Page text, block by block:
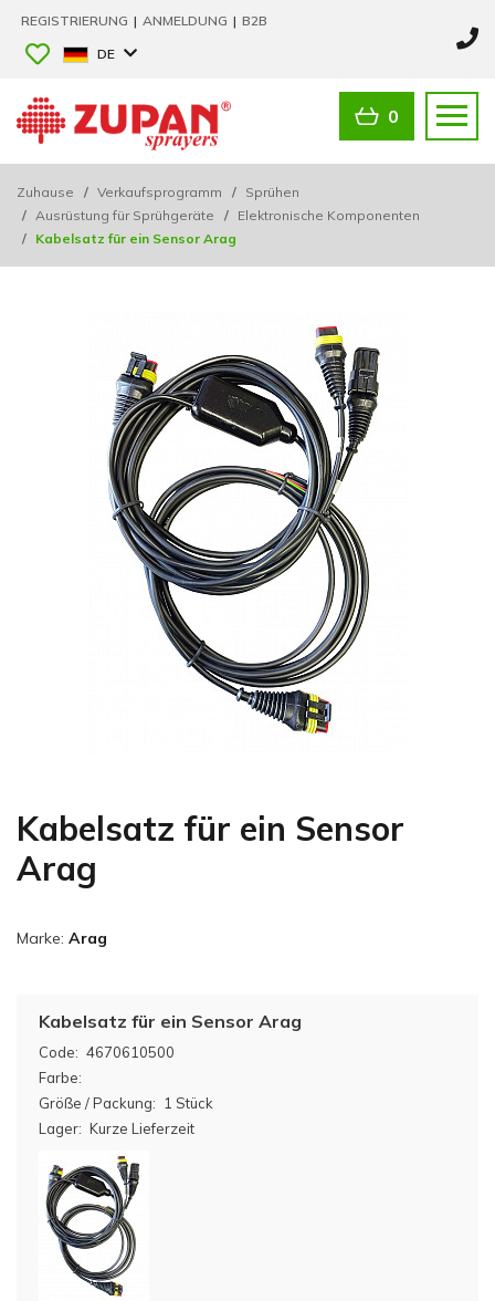
REGISTRIERUNG | ANMELDUNG | B2B
DE
0
Zuhause / Verkaufsprogramm / Sprühen
/ Ausrüstung für Sprühgeräte / Elektronische Komponenten
/ Kabelsatz für ein Sensor Arag
Kabelsatz für ein Sensor
Arag
Marke: Arag
Code: 4670610500
Kabelsatz für ein Sensor Arag
Farbe:
Größe / Packung:
1 Stück
Lager: Kurze Lieferzeit